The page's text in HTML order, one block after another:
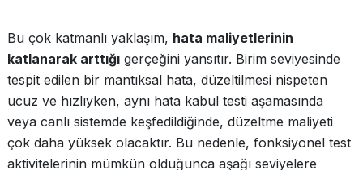
Bu çok katmanlı yaklaşım, hata maliyetlerinin
katlanarak arttığı gerçeğini yansıtır. Birim seviyesinde
tespit edilen bir mantıksal hata, düzeltilmesi nispeten
ucuz ve hızlıyken, aynı hata kabul testi aşamasında
veya canlı sistemde keşfedildiğinde, düzeltme maliyeti
çok daha yüksek olacaktır. Bu nedenle, fonksiyonel test
aktivitelerinin mümkün olduğunca aşağı seviyelere